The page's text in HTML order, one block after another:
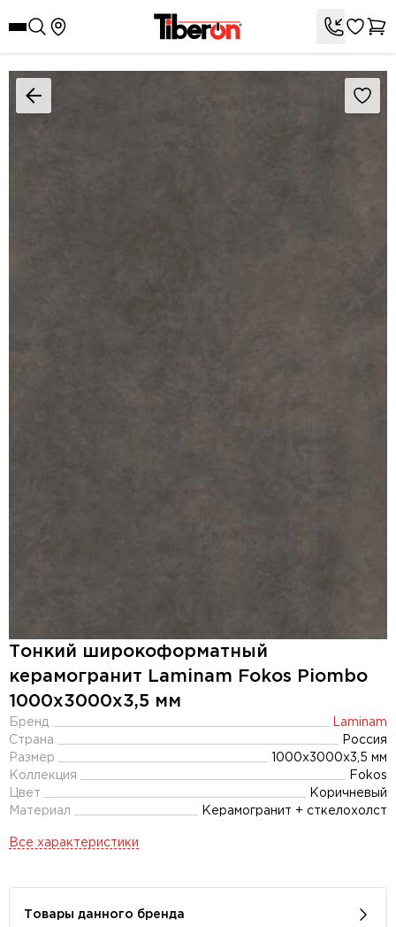
Тонкий широкоформатный
керамогранит Laminam Fokos Piombo
1000x3000х3,5 мм
Бренд
Laminam
Страна
Россия
Размер
1000x3000x3,5 мм
Коллекция
Fokos
Цвет
Коричневый
Материал
Керамогранит + сткелохолст
Все характеристики
Товары данного бренда